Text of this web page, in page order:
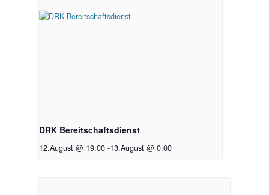
DRK Bereitschaftsdienst
12.August @ 19:00 -13.August @ 0:00